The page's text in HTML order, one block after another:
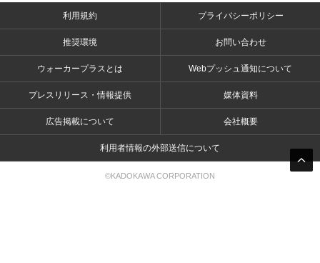
利用規約 プライバシーポリシー
推奨環境 お問い合わせ
ウォーカープラスとは Webプッシュ通知について
プレスリリース・情報提供 媒体資料
広告掲載について 会社概要
利用者情報の外部送信について
©KADOKAWA CORPORATION